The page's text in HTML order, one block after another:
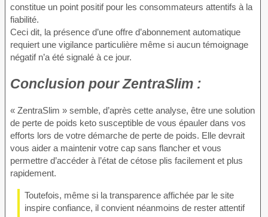
constitue un point positif pour les consommateurs attentifs à la
fiabilité.
Ceci dit, la présence d’une offre d’abonnement automatique
requiert une vigilance particulière même si aucun témoignage
négatif n’a été signalé à ce jour.
Conclusion pourZentraSlim :
« ZentraSlim » semble, d’après cette analyse, être une solution
de perte de poids keto susceptible de vous épauler dans vos
efforts lors de votre démarche de perte de poids. Elle devrait
vous aider a maintenir votre cap sans flancher et vous
permettre d’accéder à l’état de cétose plis facilement et plus
rapidement.
Toutefois, même si la transparence affichée par le site
inspire confiance, il convient néanmoins de rester attentif